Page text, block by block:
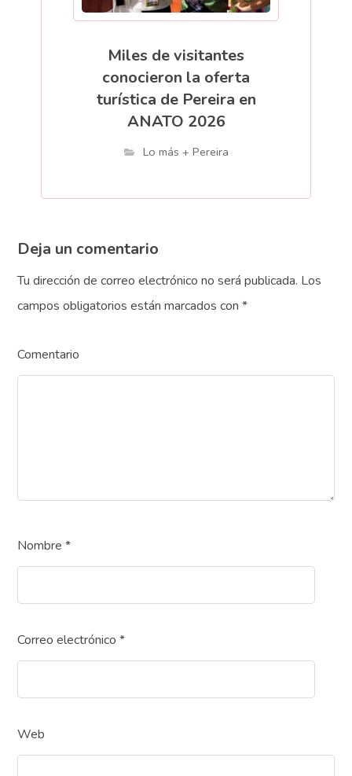
Miles de visitantes
conocieron la oferta
turística de Pereira en
ANATO 2026
Lo más + Pereira
Deja un comentario
Tu dirección de correo electrónico no será publicada. Los
campos obligatorios están marcados con*
Comentario
Nombre*
Correo electrónico*
Web